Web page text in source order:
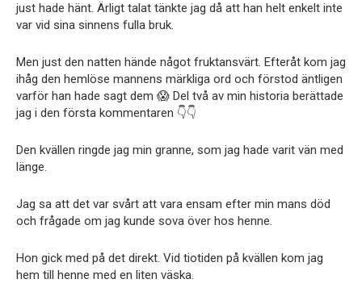
just hade hänt. Ärligt talat tänkte jag då att han helt enkelt inte
var vid sina sinnens fulla bruk.
Men just den natten hände något fruktansvärt. Efteråt kom jag
ihåg den hemlöse mannens märkliga ord och förstod äntligen
varför han hade sagt dem 😱 Del två av min historia berättade
jag i den första kommentaren 👇👇
Den kvällen ringde jag min granne, som jag hade varit vän med
länge.
Jag sa att det var svårt att vara ensam efter min mans död
och frågade om jag kunde sova över hos henne.
Hon gick med på det direkt. Vid tiotiden på kvällen kom jag
hem till henne med en liten väska.